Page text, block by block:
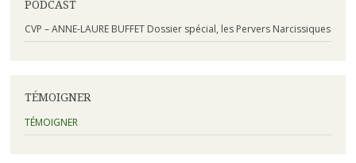
PODCAST
CVP – ANNE-LAURE BUFFET Dossier spécial, les Pervers Narcissiques
TÉMOIGNER
TÉMOIGNER